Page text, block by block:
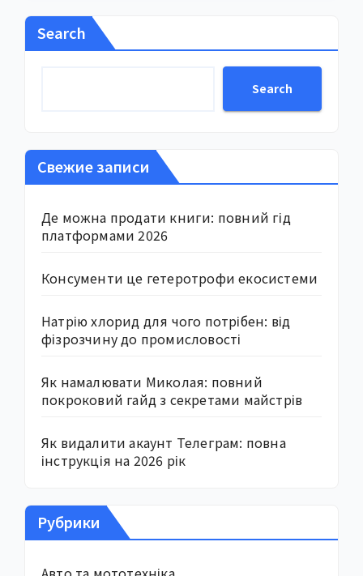
Search
Search
Свежие записи
Де можна продати книги: повний гід
платформами 2026
Консументи це гетеротрофи екосистеми
Натрію хлорид для чого потрібен: від
фізрозчину до промисловості
Як намалювати Миколая: повний
покроковий гайд з секретами майстрів
Як видалити акаунт Телеграм: повна
інструкція на 2026 рік
Рубрики